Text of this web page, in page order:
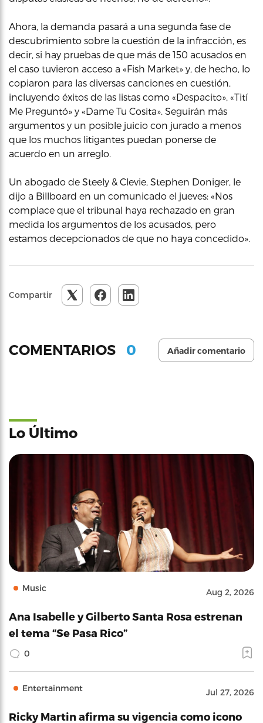
Ahora, la demanda pasará a una segunda fase de
descubrimiento sobre la cuestión de la infracción, es
decir, si hay pruebas de que más de 150 acusados en
el caso tuvieron acceso a «Fish Market» y, de hecho, lo
copiaron para las diversas canciones en cuestión,
incluyendo éxitos de las listas como «Despacito», «Tití
Me Preguntó» y «Dame Tu Cosita». Seguirán más
argumentos y un posible juicio con jurado a menos
que los muchos litigantes puedan ponerse de
acuerdo en un arreglo.
Un abogado de Steely & Clevie, Stephen Doniger, le
dijo a Billboard en un comunicado el jueves: «Nos
complace que el tribunal haya rechazado en gran
medida los argumentos de los acusados, pero
estamos decepcionados de que no haya concedido».
Compartir
COMENTARIOS 0 Añadir comentario
Lo Último
Music Aug 2, 2026
Ana Isabelle y Gilberto Santa Rosa estrenan
el tema “Se Pasa Rico”
0
Entertainment Jul 27, 2026
Ricky Martin afirma su vigencia como icono